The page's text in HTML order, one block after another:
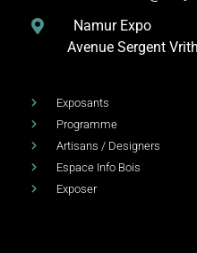
Namur Expo
Avenue Sergent
Exposants
Programme
Artisans / Designers
Espace Info Bois
Exposer